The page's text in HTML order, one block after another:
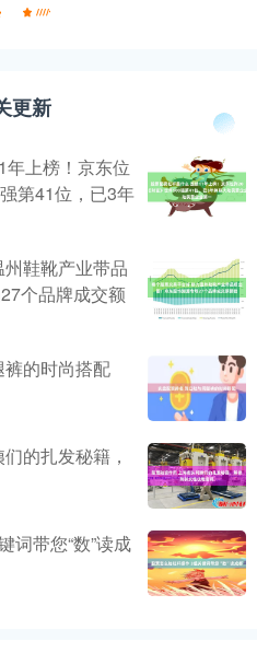
更新
年上榜！京东位
第41位，已3年
鞋靴产业带品
个品牌成交额
的时尚搭配
的扎发秘籍，
词带您“数”读成